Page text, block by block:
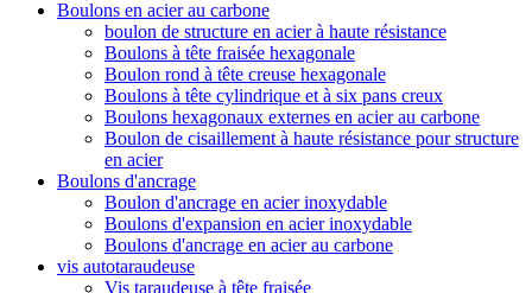
Boulons en acier au carbone
boulon de structure en acier à haute résistance
Boulons à tête fraisée hexagonale
Boulon rond à tête creuse hexagonale
Boulons à tête cylindrique et à six pans creux
Boulons hexagonaux externes en acier au carbone
Boulon de cisaillement à haute résistance pour structure
en acier
Boulons d'ancrage
Boulon d'ancrage en acier inoxydable
Boulons d'expansion en acier inoxydable
Boulons d'ancrage en acier au carbone
vis autotaraudeuse
Vis taraudeuse à tête fraisée